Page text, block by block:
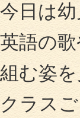
今日は
英語の
組む姿
クラス